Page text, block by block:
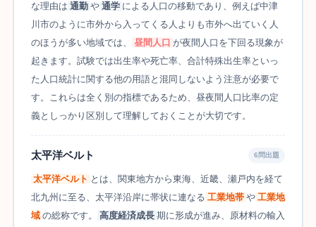
な理由は 通勤 や 通学 による人口の移動であり、例えば中津
川市のように市外から入ってくる人よりも市外へ出ていく人
のほうが多い地域では、
昼間人口 が夜間人口を下回る現象が
起きます。試験では出生率や死亡率、合計特殊出生率といっ
た人口統計に関する他の用語と混同しないよう注意が必要で
す。これらは全く別の指標であるため、昼夜間人口比率の定
義としっかり区別して理解しておくことが大切です。
太平洋ベルト 6問出題
太平洋ベルト とは、関東地方から東海、近畿、瀬戸内を経て
北九州に至る、太平洋沿岸に帯状に連なる 工業地帯 や 工業地
域 の総称です。 高度経済成長 期に形成が進み、原材料の輸入